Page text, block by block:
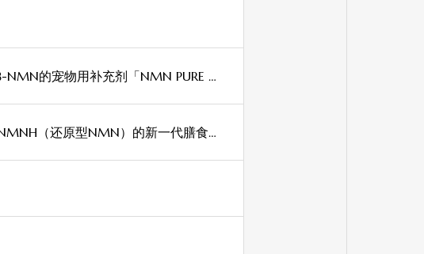
【日本桥三越本店先行发售】配合高纯度β-NMN的宠物用补充剂「NMN PURE 3000 for PETS」于2026年7月31日（周五）全新发售
【2026年6月12日（星期五）全新上市】NMNH（还原型NMN）的新一代膳食补充剂～NMNH开启抗衰老健康管理的新视野～